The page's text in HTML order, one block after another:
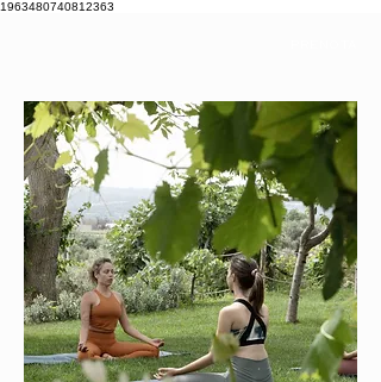
1963480740812363